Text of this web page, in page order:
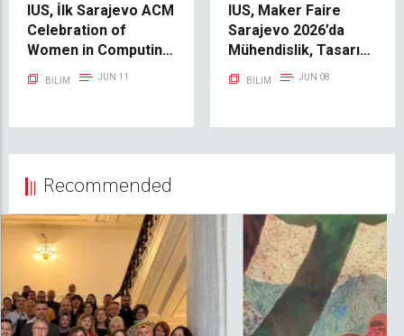
IUS, İlk Sarajevo ACM
Celebration of
Women in Computing
– SCWiC 2026
Etkinliğini
BILIM JUN 11
IUS, Maker Faire
Sarajevo 2026’da
Mühendislik, Tasarım
ve Yenilikçiliği Tanıttı
BILIM JUN 08
Recommended